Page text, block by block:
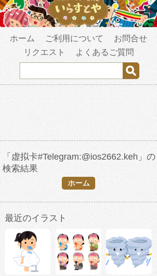
ホーム ご利用について
お問合せ
リクエスト
よくあるご質問
「虚拟卡#Telegram:@ios2662.keh」の
検索結果
ホーム
最近のイラスト